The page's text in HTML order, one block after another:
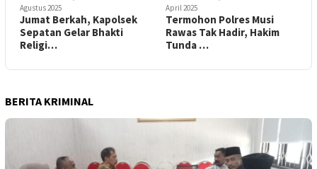
Agustus 2025
Jumat Berkah, Kapolsek
Sepatan Gelar Bhakti
Religi…
April 2025
Termohon Polres Musi
Rawas Tak Hadir, Hakim
Tunda …
BERITA KRIMINAL